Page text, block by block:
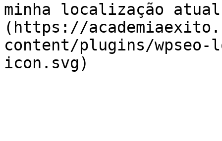
minha localização
(https://
content/plugins/
icon.svg)